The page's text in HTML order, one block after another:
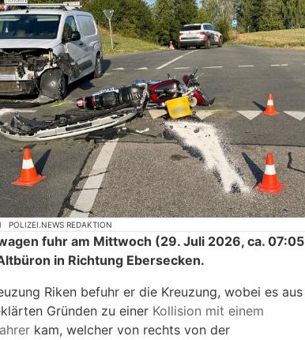
POLIZEI.NEWS REDAKTION
fuhr am Mittwoch (29. Juli 2026, ca. 07:05
in Richtung Ebersecken.
Riken befuhr er die Kreuzung, wobei es aus
Gründen zu einer Kollision mit einem
kam, welcher von rechts von der